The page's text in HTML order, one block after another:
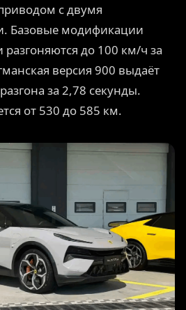
с двумя
Базовые модификации
до 100 км/ч за
версия 900 выдаёт
за 2,78 секунды.
от 530 до 585 км.